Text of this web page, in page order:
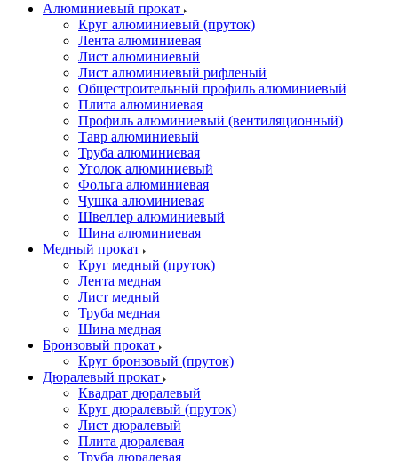
Алюминиевый прокат
Круг алюминиевый (пруток)
Лента алюминиевая
Лист алюминиевый
Лист алюминиевый рифленый
Общестроительный профиль алюминиевый
Плита алюминиевая
Профиль алюминиевый (вентиляционный)
Тавр алюминиевый
Труба алюминиевая
Уголок алюминиевый
Фольга алюминиевая
Чушка алюминиевая
Швеллер алюминиевый
Шина алюминиевая
Медный прокат
Круг медный (пруток)
Лента медная
Лист медный
Труба медная
Шина медная
Бронзовый прокат
Круг бронзовый (пруток)
Дюралевый прокат
Квадрат дюралевый
Круг дюралевый (пруток)
Лист дюралевый
Плита дюралевая
Труба дюралевая